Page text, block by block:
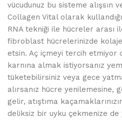
vücudunuz bu sisteme alışsın
Collagen Vital olarak
RNA tekniği ile hücreler arası
fibroblast hücrelerinizde
etsin. Aç içmeyi tercih etmiyor
karnına almak istiyorsanız
tüketebilirsiniz veya gece
alırsanız hücre yenilemesine,
gelir, atıştıma
deliksiz bir uyku çekmenize de